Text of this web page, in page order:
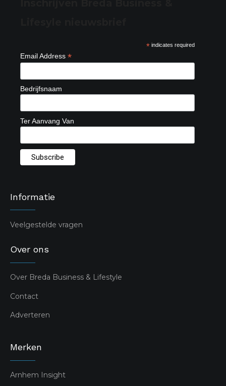
*indicates required
Email Address *
Bedrijfsnaam
Ter Aanvang Van
Informatie
Veelgestelde vragen
Over ons
Over Breda Business & Lifestyle
Contact
Adverteren
Merken
Arnhem Insight